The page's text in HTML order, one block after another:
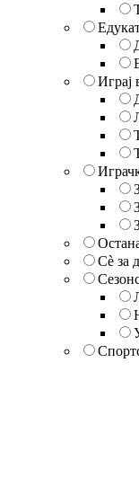
Играј
Сè за